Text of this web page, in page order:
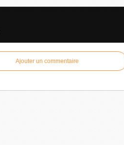
Ajouter un commentaire